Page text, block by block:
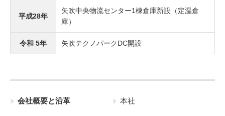
平成28年
矢吹中央物流センター1棟倉庫新設（定温倉
庫）
令和 5年 矢吹テクノパークDC開設
会社概要と沿革 本社